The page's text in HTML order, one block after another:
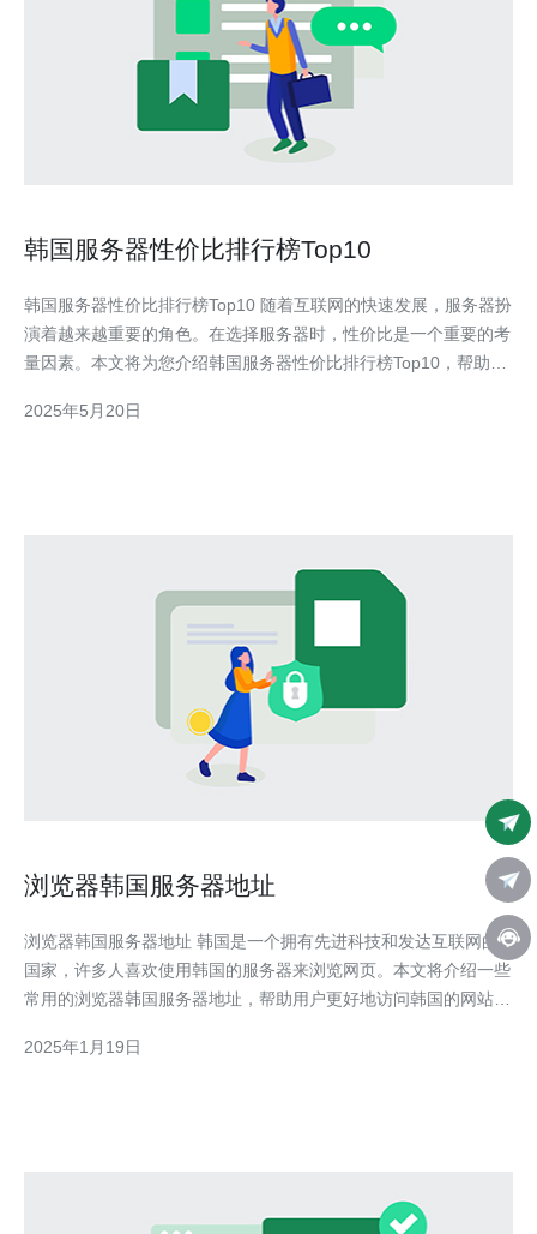
韩国服务器性价比排行榜Top10
韩国服务器性价比排行榜Top10 随着互联网的快速发展，服务器扮
演着越来越重要的角色。在选择服务器时，性价比是一个重要的考
量因素。本文将为您介绍韩国服务器性价比排行榜Top10，帮助您
2025年5月20日
浏览器韩国服务器地址
浏览器韩国服务器地址 韩国是一个拥有先进科技和发达互联网的
国家，许多人喜欢使用韩国的服务器来浏览网页。本文将介绍一些
常用的浏览器韩国服务器地址，帮助用户更好地访问韩国的网站和
211.119.134.69 这个服务器地址位于首尔，是一个常用的韩国服
2025年1月19日